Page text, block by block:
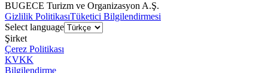
BUGECE Turizm ve Organizasyon A.Ş.
Gizlilik PolitikasıTüketici Bilgilendirmesi
Select language
Şirket
Çerez Politikası
KVKK
Bilgilendirme